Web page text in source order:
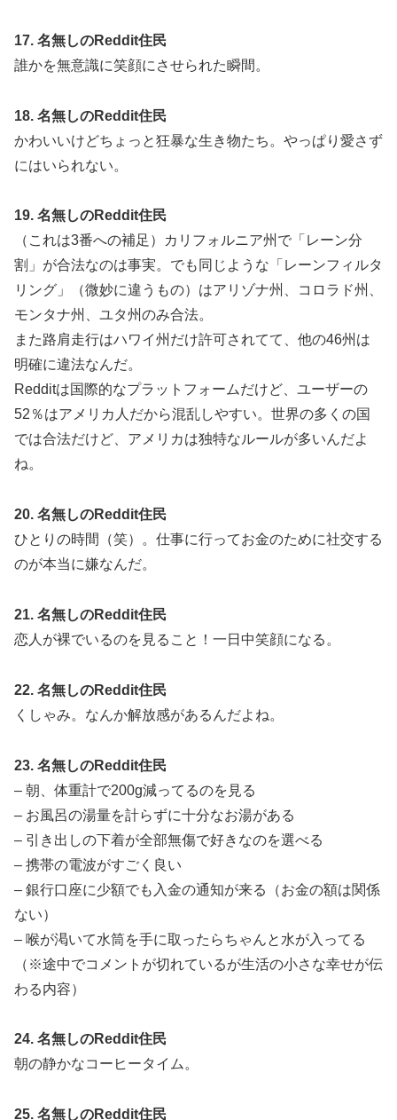
17. 名無しのReddit住民
誰かを無意識に笑顔にさせられた瞬間。
18. 名無しのReddit住民
かわいいけどちょっと狂暴な生き物たち。やっぱり愛さず
にはいられない。
19. 名無しのReddit住民
（これは3番への補足）カリフォルニア州で「レーン分
割」が合法なのは事実。でも同じような「レーンフィルタ
リング」（微妙に違うもの）はアリゾナ州、コロラド州、
モンタナ州、ユタ州のみ合法。
また路肩走行はハワイ州だけ許可されてて、他の46州は
明確に違法なんだ。
Redditは国際的なプラットフォームだけど、ユーザーの
52％はアメリカ人だから混乱しやすい。世界の多くの国
では合法だけど、アメリカは独特なルールが多いんだよ
ね。
20. 名無しのReddit住民
ひとりの時間（笑）。仕事に行ってお金のために社交する
のが本当に嫌なんだ。
21. 名無しのReddit住民
恋人が裸でいるのを見ること！一日中笑顔になる。
22. 名無しのReddit住民
くしゃみ。なんか解放感があるんだよね。
23. 名無しのReddit住民
– 朝、体重計で200g減ってるのを見る
– お風呂の湯量を計らずに十分なお湯がある
– 引き出しの下着が全部無傷で好きなのを選べる
– 携帯の電波がすごく良い
– 銀行口座に少額でも入金の通知が来る（お金の額は関係
ない）
– 喉が渇いて水筒を手に取ったらちゃんと水が入ってる
（※途中でコメントが切れているが生活の小さな幸せが伝
わる内容）
24. 名無しのReddit住民
朝の静かなコーヒータイム。
25. 名無しのReddit住民